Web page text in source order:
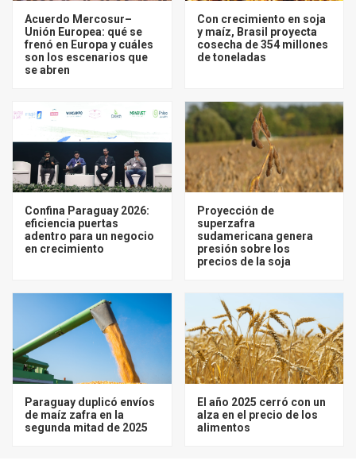
Acuerdo Mercosur–
Unión Europea: qué se
frenó en Europa y cuáles
son los escenarios que
se abren
Con crecimiento en soja
y maíz, Brasil proyecta
cosecha de 354 millones
de toneladas
Confina Paraguay 2026:
eficiencia puertas
adentro para un negocio
en crecimiento
Proyección de
superzafra
sudamericana genera
presión sobre los
precios de la soja
Paraguay duplicó envíos
de maíz zafra en la
segunda mitad de 2025
El año 2025 cerró con un
alza en el precio de los
alimentos